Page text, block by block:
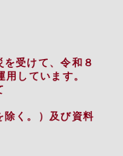
受けて、令和８
しています。
く。）及び資料